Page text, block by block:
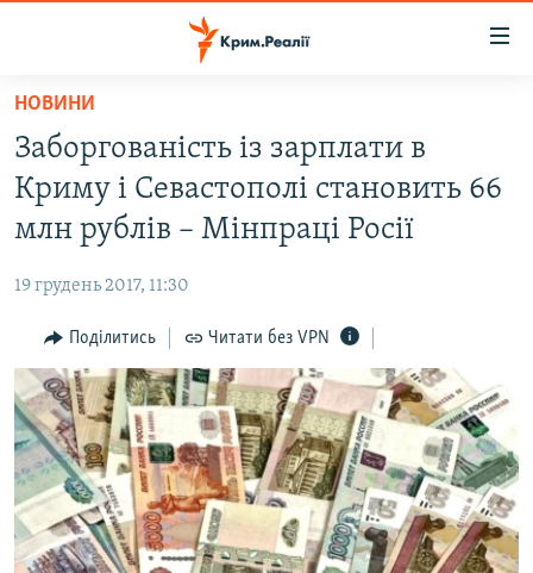
Перейти
основного
матеріалу
Перейти
до
основної
навігації
Перейти
до
пошуку
НОВИНИ
ВОДА.КРИМ
ВІДЕО ТА ФОТО
БЛОГИ
ПОГЛЯД
ІНТЕРВ'Ю
ВСЕ ЗА ДЕНЬ
СПЕЦПРОЕКТИ
ДЕПОРТАЦІЯ
ВІДЕОУРОКИ «ELIFBE»
ЯК ОБІЙТИ БЛОКУВАННЯ
НОВИНИ
Заборгованість із зарплати в
Криму і Севастополі становить 66
млн рублів – Мінпраці Росії
19 грудень 2017, 11:30
Поділитись Читати без VPN